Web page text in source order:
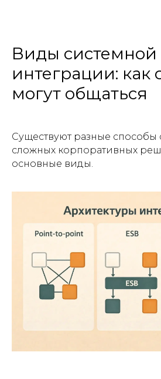
Виды системной
интеграции: как
могут общаться
Существуют разные способы
сложных корпоративных
основные виды.